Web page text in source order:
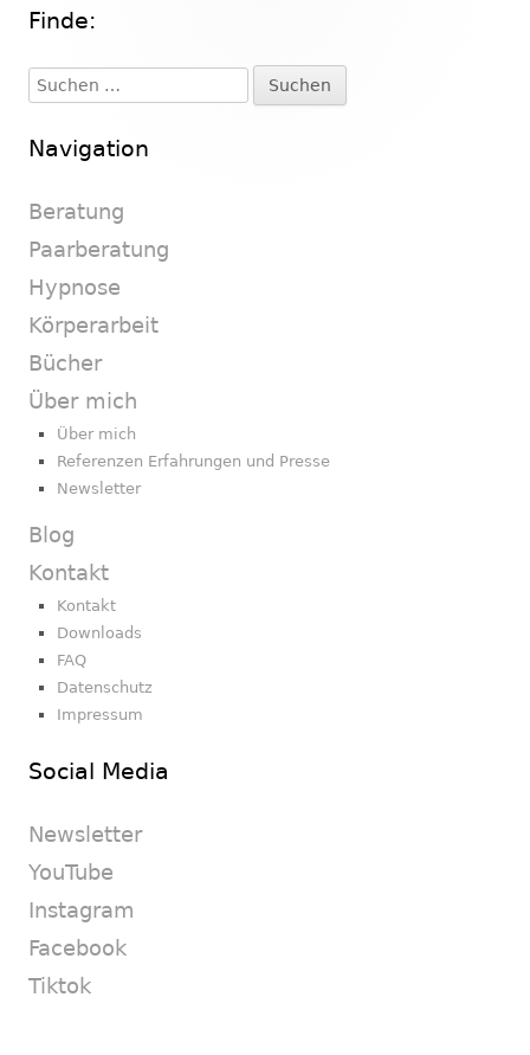
Haupt-
Seitenleiste
Finde:
Suchen
nach:
Navigation
Beratung
Paarberatung
Hypnose
Körperarbeit
Bücher
Über mich
Über mich
Referenzen Erfahrungen und Presse
Newsletter
Blog
Kontakt
Kontakt
Downloads
FAQ
Datenschutz
Impressum
Social Media
Newsletter
YouTube
Instagram
Facebook
Tiktok